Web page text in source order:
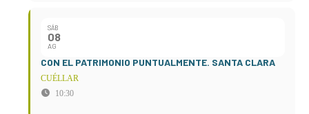
SÁB
08
AG
CON EL PATRIMONIO PUNTUALMENTE. SANTA CLARA
CUÉLLAR
10:30